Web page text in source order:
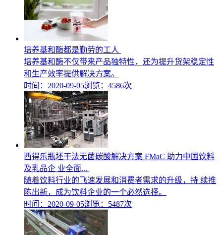
培养基和酶都是勤劳的工人
培养基和酶不仅带来产品独特性，还为提升货架稳定性
和生产效率提供解决方案。
时间：2020-09-05浏览：4586次
西得乐瓶坯干法无菌碳酸解决方案 FMaC 助力中国饮料
及乳品企 业全面...
随着饮料行业的飞速发展和消费者需求的升级，持 续推
陈出新，成为饮料企业的一个必然选择。
时间：2020-09-05浏览：5487次